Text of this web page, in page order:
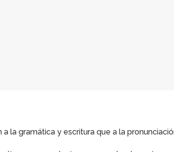
la gramática y escritura que a la